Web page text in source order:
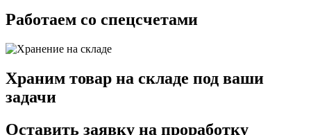
Работаем со спецсчетами
Храним товар на складе под ваши
задачи
Оставить заявку на проработку